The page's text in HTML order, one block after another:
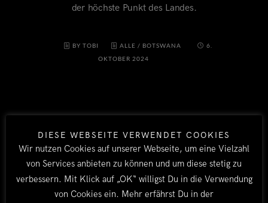
der höchste Punkt des Landes.
BY TOBI ALLE / BOTSWANA
6.
OKTOBER 2024
LÄNDER
DIESE WEBSEITE VERWENDET COOKIES
Wir nutzen Cookies auf unserer Webseite, um eine Vielzahl
von Services anbieten zu können und um diese stetig zu
verbessern. Mit Klick auf „OK“ willigst Du in die Verwendung
von Cookies ein. Mehr erfährst Du in der